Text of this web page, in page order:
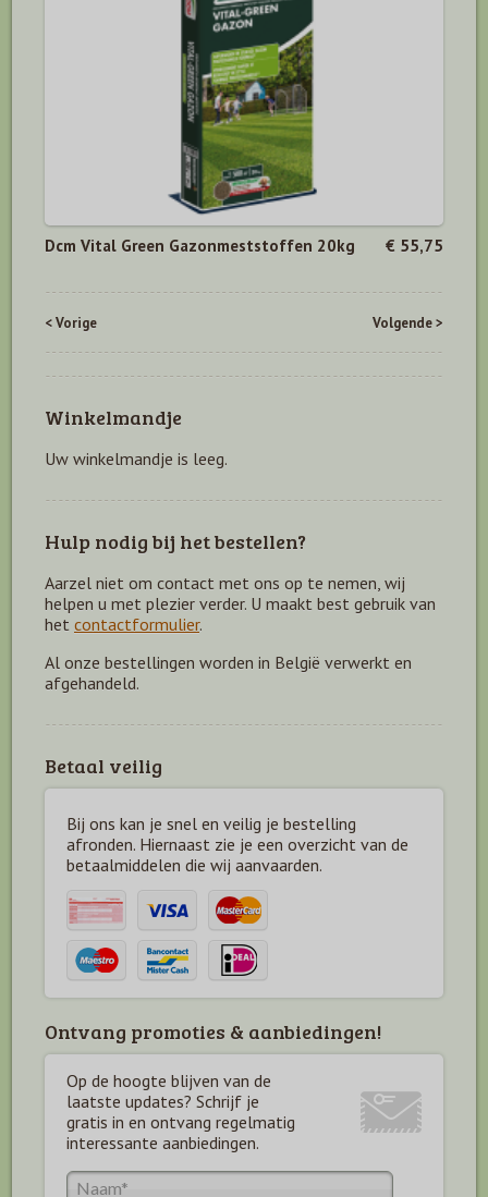
Dcm Vital Green Gazonmeststoffen 20kg € 55,75
< Vorige Volgende >
Winkelmandje
Uw winkelmandje is leeg.
Hulp nodig bij het bestellen?
Aarzel niet om contact met ons op te nemen, wij
helpen u met plezier verder. U maakt best gebruik van
het contactformulier.
Al onze bestellingen worden in België verwerkt en
afgehandeld.
Betaal veilig
Bij ons kan je snel en veilig je bestelling
afronden. Hiernaast zie je een overzicht van de
betaalmiddelen die wij aanvaarden.
Ontvang promoties & aanbiedingen!
Op de hoogte blijven van de
laatste updates? Schrijf je
gratis in en ontvang regelmatig
interessante aanbiedingen.